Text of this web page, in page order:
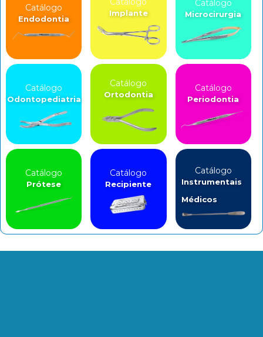
Catálogo
Endodontia
Implante
Catálogo
Microcirurgia
Catálogo
Odontopediatria
Catálogo
Ortodontia
Catálogo
Periodontia
Catálogo
Prótese
Catálogo
Recipiente
Catálogo
Instrumentais
Médicos